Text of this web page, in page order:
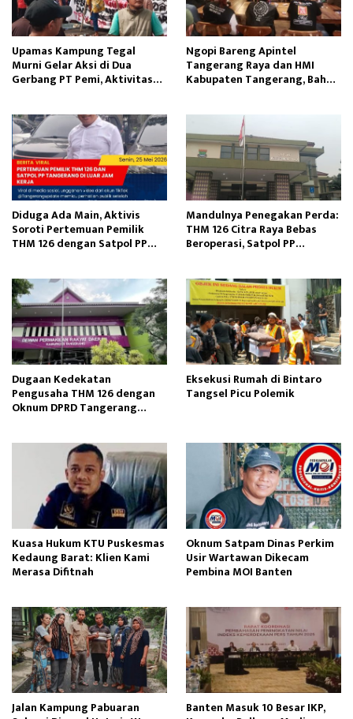
Upamas Kampung Tegal
Murni Gelar Aksi di Dua
Gerbang PT Pemi, Aktivitas
Ngopi Bareng Apintel
Tangerang Raya dan HMI
Kabupaten Tangerang, Bahas
Diduga Ada Main, Aktivis
Soroti Pertemuan Pemilik
THM 126 dengan Satpol PP
Mandulnya Penegakan Perda:
THM 126 Citra Raya Bebas
Beroperasi, Satpol PP
Dugaan Kedekatan
Pengusaha THM 126 dengan
Oknum DPRD Tangerang
Eksekusi Rumah di Bintaro
Tangsel Picu Polemik
Kuasa Hukum KTU Puskesmas
Kedaung Barat: Klien Kami
Merasa Difitnah
Oknum Satpam Dinas Perkim
Usir Wartawan Dikecam
Pembina MOI Banten
Jalan Kampung Pabuaran Banten Masuk 10 Besar IKP,